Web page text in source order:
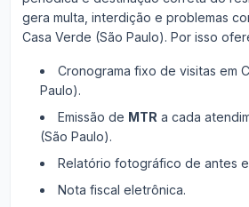
gera multa, interdição e problemas
Casa Verde (São Paulo). Por isso
Cronograma fixo de visitas em
Paulo).
Emissão de MTR a cada
(São Paulo).
Relatório fotográfico de antes
Nota fiscal eletrônica.